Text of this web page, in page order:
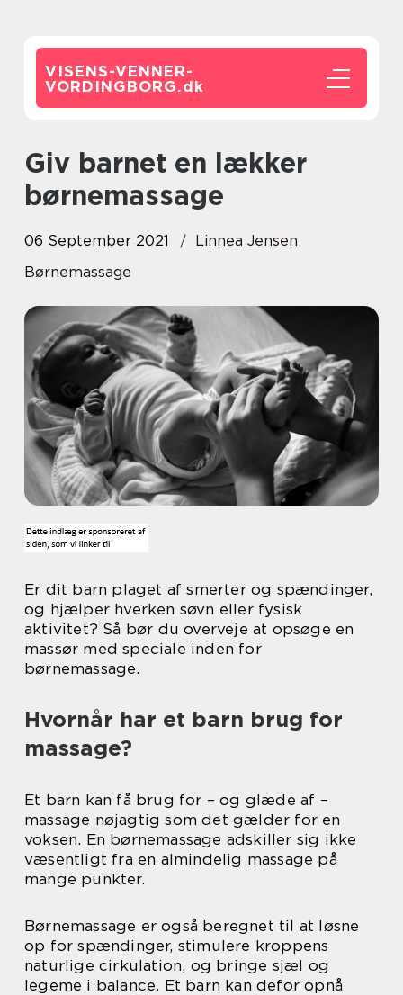
VISENS-VENNER-
VORDINGBORG.dk
Giv barnet en lækker
børnemassage
06 September 2021
Linnea Jensen
Børnemassage
Er dit barn plaget af smerter og spændinger,
og hjælper hverken søvn eller fysisk
aktivitet? Så bør du overveje at opsøge en
massør med speciale inden for
børnemassage.
Hvornår har et barn brug for
massage?
Et barn kan få brug for – og glæde af –
massage nøjagtig som det gælder for en
voksen. En børnemassage adskiller sig ikke
væsentligt fra en almindelig massage på
mange punkter.
Børnemassage er også beregnet til at løsne
op for spændinger, stimulere kroppens
naturlige cirkulation, og bringe sjæl og
legeme i balance. Et barn kan defor opnå